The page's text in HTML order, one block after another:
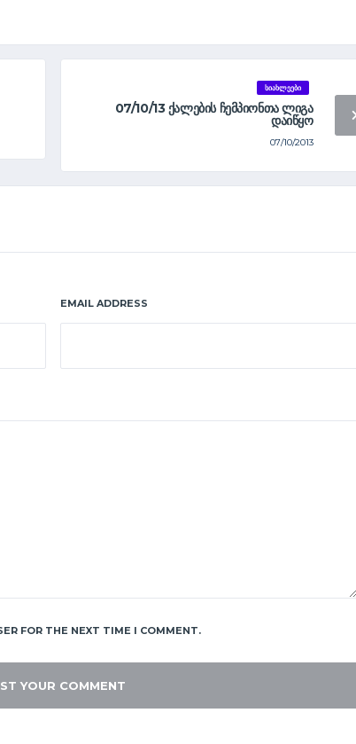
ᲡᲘᲐᲮᲚᲔᲔᲑᲘ
07/10/13 ᲥᲐᲚᲔᲑᲘᲡ ᲩᲔᲛᲞᲘᲝᲜᲗᲐ ᲚᲘᲒᲐ
ᲓᲐᲘᲬᲧᲝ
07/10/2013
EMAIL ADDRESS
FOR THE NEXT TIME I COMMENT.